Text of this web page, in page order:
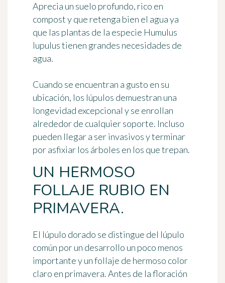
Aprecia un suelo profundo, rico en
compost y que retenga bien el agua ya
que las plantas de la especie Humulus
lupulus tienen grandes necesidades de
agua.
Cuando se encuentran a gusto en su
ubicación, los lúpulos demuestran una
longevidad excepcional y se enrollan
alrededor de cualquier soporte. Incluso
pueden llegar a ser invasivos y terminar
por asfixiar los árboles en los que trepan.
UN HERMOSO
FOLLAJE RUBIO EN
PRIMAVERA.
El lúpulo dorado se distingue del lúpulo
común por un desarrollo un poco menos
importante yun follaje de hermoso color
claro en primavera. Antes de la floración